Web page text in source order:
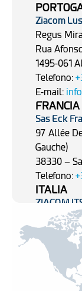
Ziacom
Regus
Rua
1495-061
Telefono:
E-mail:
FRANCIA
Sas Eck
97 Allée
Gauche)
38330 –
Telefono:
ITALIA
ZIACOM
Viale del
POLONIA
Biovico
Sp.
Hutnicza
E-mail:
Telefono: